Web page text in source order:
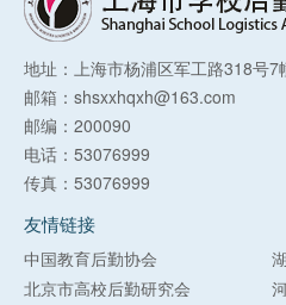
地址：上海市杨浦区军工路318号7
邮箱：shsxxhqxh@163.com
邮编：200090
电话：53076999
传真：53076999
友情链接
中国教育后勤协会
北京市高校后勤研究会